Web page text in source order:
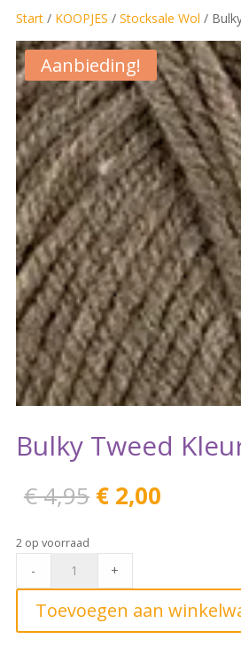
Start/ KOOPJES / Stocksale Wol /
Aanbieding!
Bulky Tweed
€4,95
prijs
€ 4,95.
€2,00Huidige
2 op voorraad
Kleur
- +
Toevoegen aan